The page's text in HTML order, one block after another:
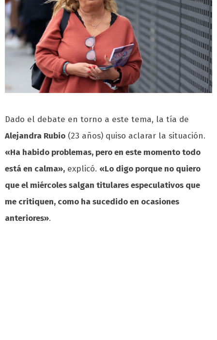
Dado el debate en torno a este tema, la tía de
Alejandra Rubio (23 años) quiso aclarar la situación.
«Ha habido problemas, pero en este momento todo
está en calma», explicó. «Lo digo porque no quiero
que el miércoles salgan titulares especulativos que
me critiquen, como ha sucedido en ocasiones
anteriores».